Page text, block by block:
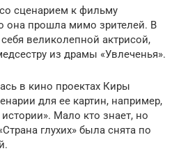
сценарием к фильму
она прошла мимо зрителей. В
великолепной актрисой,
из драмы «Увлеченья».
в кино проектах Киры
для ее картин, например,
Мало кто знает, но
глухих» была снята по